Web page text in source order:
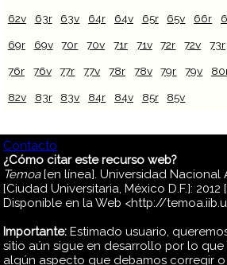
62v 63r 63v 64r 64v 65r 65v 66r
69r 69v 70r 70v 71r 71v 72r 72v 73r
76r 76v 77r 77v 78r 78v 79r 79v
82v 83r 83v 84r 84v 85r 85v
Contacto
¿Cómo citar este recurso web?
Temoa[en línea]. Universidad Nacional
[Ciudad Universitaria, México D.F.]:
Disponible en la Web <http://
Importante: Estimado usuario,
sitio aún sigue en desarrollo por lo
algún aspecto que debamos corregir